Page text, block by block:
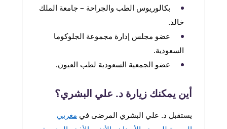
بكالوريوس الطب والجراحة – جامعة الملك
خالد.
عضو مجلس إدارة مجموعة الجلوكوما
السعودية.
عضو الجمعية السعودية لطب العيون.
أين يمكنك زيارة د. علي البشري؟
يستقبل د. علي البشري المرضى في مغربي